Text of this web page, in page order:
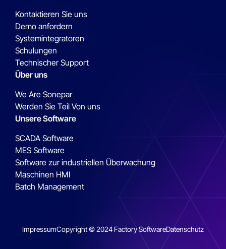
Kontaktieren Sie uns
Demo anfordern
Systemintegratoren
Schulungen
Technischer Support
Über uns
We Are Sonepar
Werden Sie Teil Von uns
Unsere Software
SCADA Software
MES Software
Software zur industriellen Überwachung
Maschinen HMI
Batch Management
ImpressumCopyright © 2024 Factory SoftwareDatenschutz